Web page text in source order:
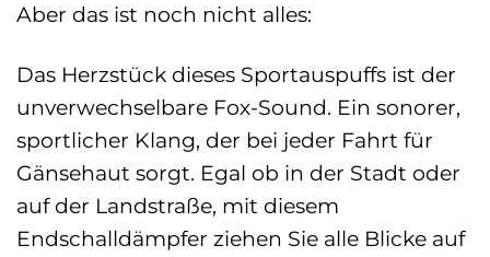
Aber das ist noch nicht alles:
Das Herzstück dieses Sportauspuffs ist der
unverwechselbare Fox-Sound. Ein sonorer,
sportlicher Klang, der bei jeder Fahrt für
Gänsehaut sorgt. Egal ob in der Stadt oder
auf der Landstraße, mit diesem
Endschalldämpfer ziehen Sie alle Blicke auf